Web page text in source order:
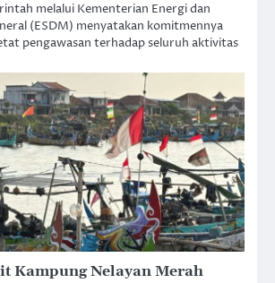
melalui Kementerian Energi dan
(ESDM) menyatakan komitmennya
pengawasan terhadap seluruh aktivitas
Kampung Nelayan Merah